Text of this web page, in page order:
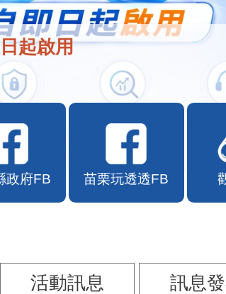
起啟用
政府FB 苗栗玩透透FB
活動訊息 訊息